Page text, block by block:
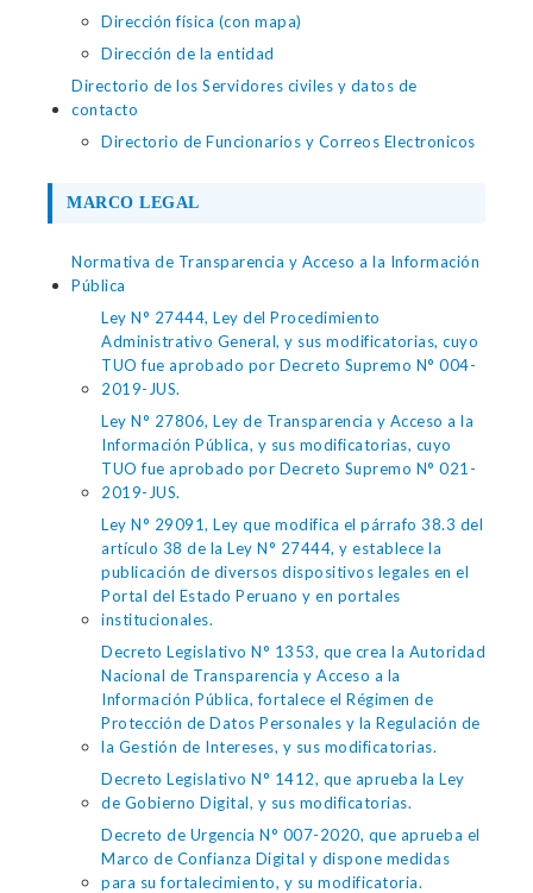
Dirección física (con mapa)
Dirección de la entidad
Directorio de los Servidores civiles y datos de
contacto
Directorio de Funcionarios y Correos Electronicos
MARCO LEGAL
Normativa de Transparencia y Acceso a la Información
Pública
Ley N° 27444, Ley del Procedimiento
Administrativo General, y sus modificatorias, cuyo
TUO fue aprobado por Decreto Supremo N° 004-
2019-JUS.
Ley N° 27806, Ley de Transparencia y Acceso a la
Información Pública, y sus modificatorias, cuyo
TUO fue aprobado por Decreto Supremo N° 021-
2019-JUS.
Ley N° 29091, Ley que modifica el párrafo 38.3 del
artículo 38 de la Ley N° 27444, y establece la
publicación de diversos dispositivos legales en el
Portal del Estado Peruano y en portales
institucionales.
Decreto Legislativo N° 1353, que crea la Autoridad
Nacional de Transparencia y Acceso a la
Información Pública, fortalece el Régimen de
Protección de Datos Personales y la Regulación de
la Gestión de Intereses, y sus modificatorias.
Decreto Legislativo N° 1412, que aprueba la Ley
de Gobierno Digital, y sus modificatorias.
Decreto de Urgencia N° 007-2020, que aprueba el
Marco de Confianza Digital y dispone medidas
para su fortalecimiento, y su modificatoria.